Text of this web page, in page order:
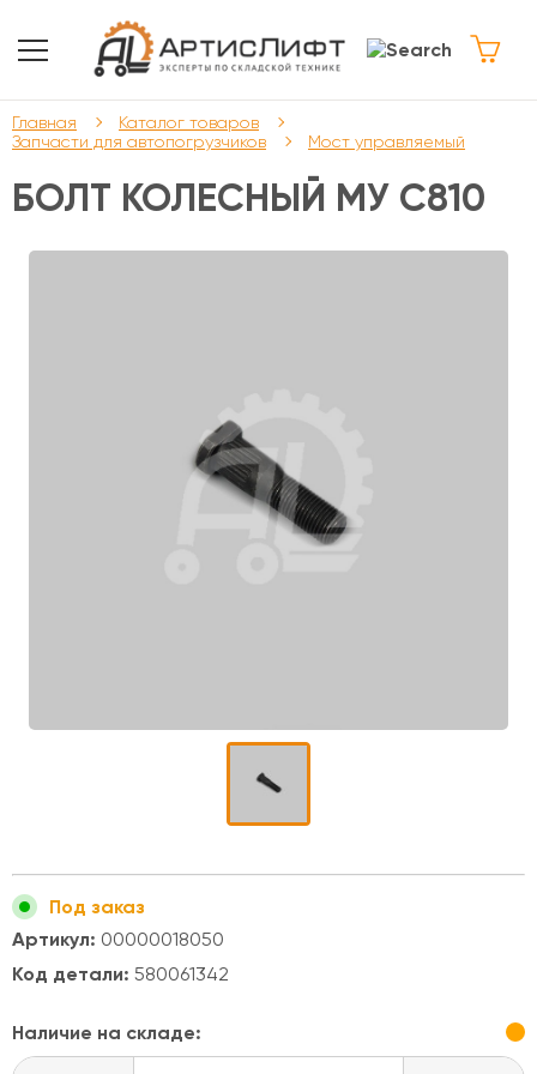
Главная
Каталог товаров
Запчасти для автопогрузчиков
Мост управляемый
БОЛТ КОЛЕСНЫЙ МУ С810
Под заказ
Артикул: 00000018050
Код детали: 580061342
Наличие на складе: